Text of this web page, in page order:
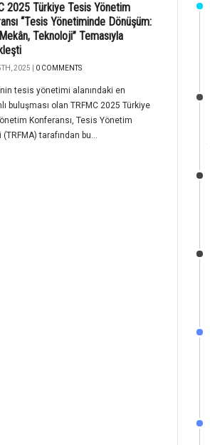
2025 Türkiye Tesis Yönetim
“Tesis Yönetiminde Dönüşüm:
Teknoloji” Temasıyla
2025 | 0 COMMENTS
tesis yönetimi alanındaki en
buluşması olan TRFMC 2025 Türkiye
Konferansı, Tesis Yönetim
(TRFMA) tarafından bu...